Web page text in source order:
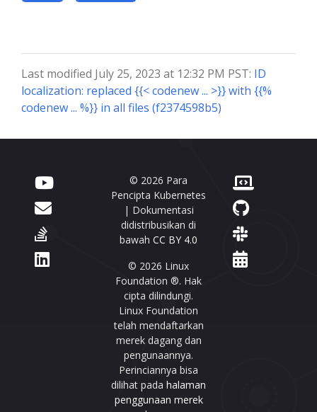
Last modified July 25, 2023 at 12:32 PM PST: ID
localization: replaced {{< codenew ... >}} with {{%
codenew ... %}} in all files (f2374598b5)
© 2026 Para
Pencipta Kubernetes
| Dokumentasi
didistribusikan di
bawah CC BY 4.0
© 2026 Linux
Foundation ®. Hak
cipta dilindungi.
Linux Foundation
telah mendaftarkan
merek dagang dan
pengunaannya.
Perinciannya bisa
dilihat pada halaman
penggunaan merek